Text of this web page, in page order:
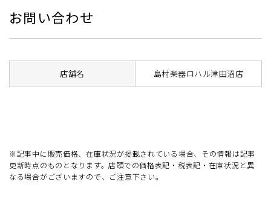
お問い合わせ
店舗名 島村楽器ロハル津田沼店
※記事中に販売価格、在庫状況が掲載されている場合、その情報は記事
更新時点のものとなります。店頭での価格表記・税表記・在庫状況と異
なる場合がございますので、ご注意下さい。